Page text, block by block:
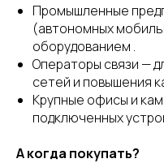
Промышленные
(автономных
оборудованием .
Операторы связи —
сетей и повышения
Крупные офисы и
подключенных
А когда покупать?